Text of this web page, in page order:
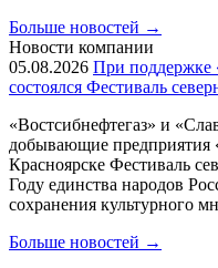
Больше новостей →
Новости компании
05.08.2026 При поддержке
состоялся Фестиваль
«Востсибнефтегаз» и
добывающие предприятия
Красноярске Фестиваль
Году единства народов
сохранения культурного
Больше новостей →